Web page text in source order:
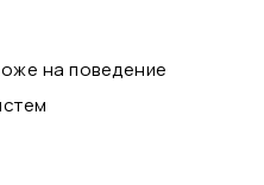
на поведение